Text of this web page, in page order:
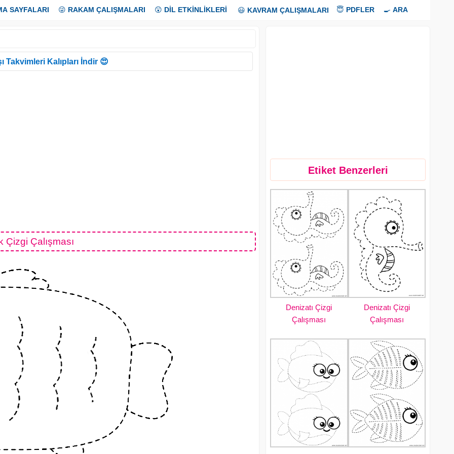
SAYFALARI 😜 RAKAM ÇALIŞMALARI 😲 DİL ETKİNLİKLERİ 😃 KAVRAM ÇALIŞMALARI 😇 PDFLER 🍳 ARA
Takvimleri Kalıpları İndir 😍
Çizgi Çalışması
Etiket Benzerleri
Denizatı Çizgi
Çalışması
Denizatı Çizgi
Çalışması